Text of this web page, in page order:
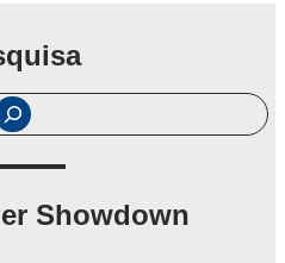
Showdown